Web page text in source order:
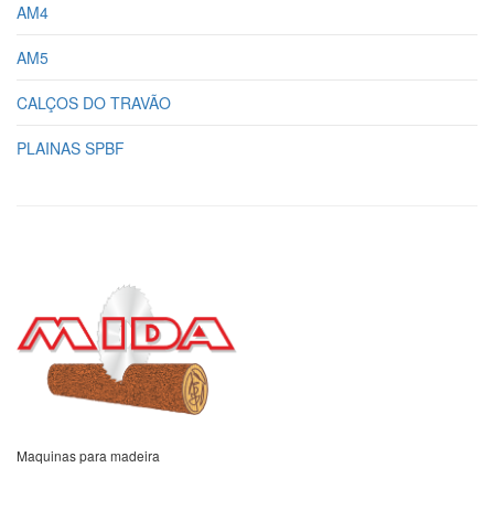
AM4
AM5
CALÇOS DO TRAVÃO
PLAINAS SPBF
Maquinas para madeira